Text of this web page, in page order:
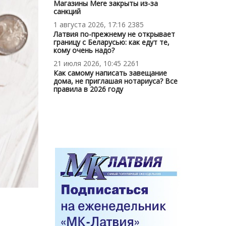
Магазины Mere закрыты из-за
санкций
1 августа 2026, 17:16 2385
Латвия по-прежнему не открывает
границу с Беларусью: как едут те,
кому очень надо?
21 июля 2026, 10:45 2261
Как самому написать завещание
дома, не приглашая нотариуса? Все
правила в 2026 году